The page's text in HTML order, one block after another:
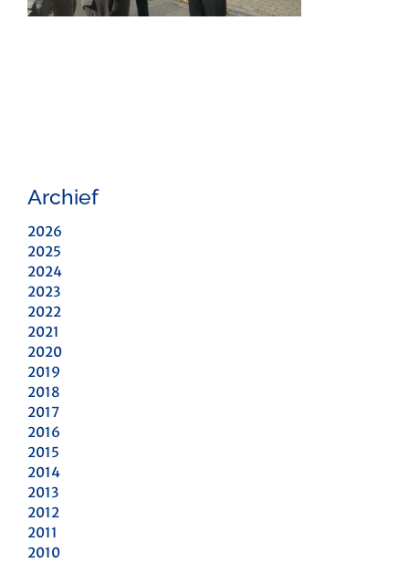
Archief
2026
2025
2024
2023
2022
2021
2020
2019
2018
2017
2016
2015
2014
2013
2012
2011
2010